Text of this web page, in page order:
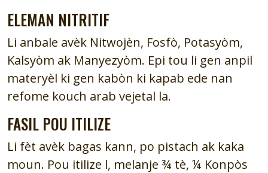
ELEMAN NITRITIF
Li anbale avèk Nitwojèn, Fosfò, Potasyòm,
Kalsyòm ak Manyezyòm. Epi tou li gen anpil
materyèl ki gen kabòn ki kapab ede nan
refome kouch arab vejetal la.
FASIL POU ITILIZE
Li fèt avèk bagas kann, po pistach ak kaka
moun. Pou itilize l, melanje ¾ tè, ¼ Konpòs